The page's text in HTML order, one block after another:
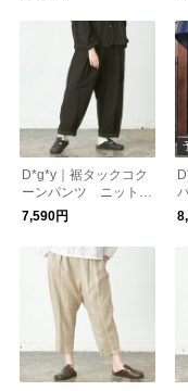
D*g*y｜裾タックコク
ーンパンツ ニットデ
ニム D3087
7,590円